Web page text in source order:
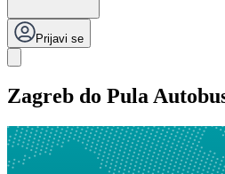
Prijavi se
Zagreb do Pula